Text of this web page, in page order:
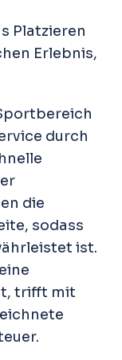
Platzieren
Erlebnis,
durch
die
sodass
ist.
trifft mit